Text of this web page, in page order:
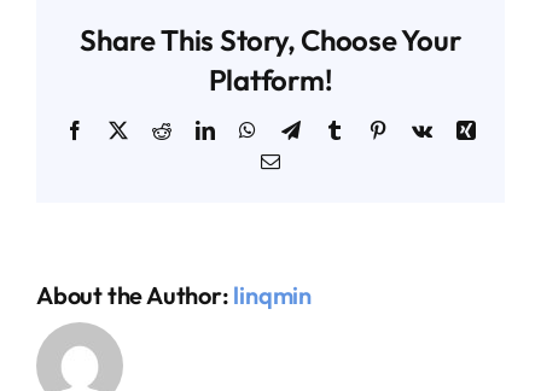
AGENDA TÉCNICO-COMERCIAL
Share This Story, Choose Your
Platform!
Facebook
X RedditLinkedInWhatsApp
TelegramTumblr Pinterest
Vk
Xing
Email
About the Author: linqmin